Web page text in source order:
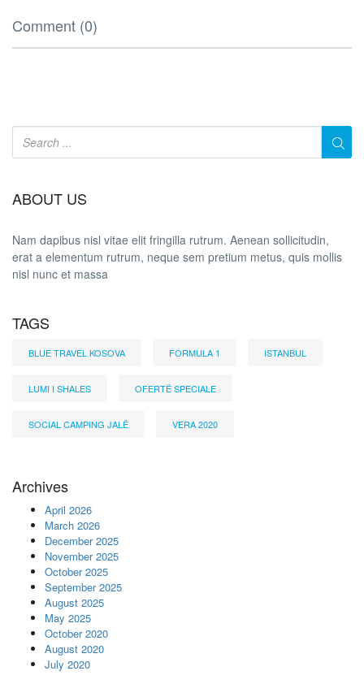
Comment (0)
ABOUT US
Nam dapibus nisl vitae elit fringilla rutrum. Aenean sollicitudin,
erat a elementum rutrum, neque sem pretium metus, quis mollis
nisl nunc et massa
TAGS
BLUE TRAVEL KOSOVA FORMULA 1 ISTANBUL
LUMI I SHALES OFERTË SPECIALE
SOCIAL CAMPING JALË VERA 2020
Archives
April 2026
March 2026
December 2025
November 2025
October 2025
September 2025
August 2025
May 2025
October 2020
August 2020
July 2020